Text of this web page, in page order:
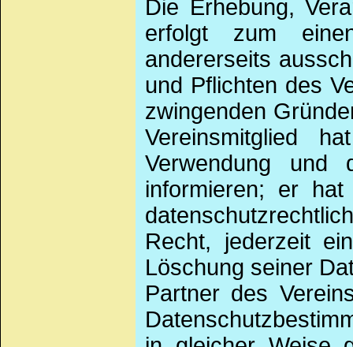
Die Erhebung,
erfolgt zum
andererseits
und Pflichten des
zwingenden
Vereinsmitglied
Verwendung und
informieren; er
Recht, jederzeit
Löschung seiner
Partner des